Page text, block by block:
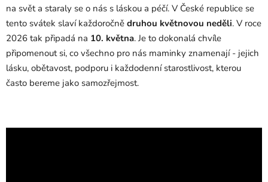
na svět a staraly se o nás s láskou a péčí. V České republice se
tento svátek slaví každoročně druhou květnovou neděli. V roce
2026 tak připadá na 10. května. Je to dokonalá chvíle
připomenout si, co všechno pro nás maminky znamenají - jejich
lásku, obětavost, podporu i každodenní starostlivost, kterou
často bereme jako samozřejmost.